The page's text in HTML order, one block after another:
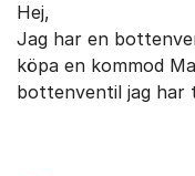
Hej,
Jag har en
köpa en kommod
bottenventil jag har